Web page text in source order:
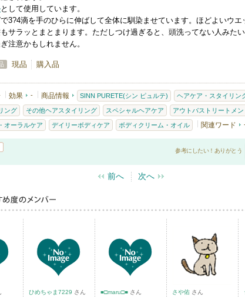
として使用しています。
3?4滴を手のひらに伸ばして全体に馴染ませています。ほどよいウエ
もサラッとまとまります。ただしつけ過ぎると、頭洗ってない人みた
注意かもしれません。
現品 購入品
効果 - 商品情報 SINN PURETE(シン ピュルテ) ヘアケア・スタイリン
ング その他ヘアスタイリング スペシャルヘアケア アウトバストリートメン
オーラルケア デイリーボディケア ボディクリーム・オイル 関連ワード
参考にしたい！ありがとう
前へ 次へ
ひめちゃま7229 さん ■□maru□■ さん さや佑 さん